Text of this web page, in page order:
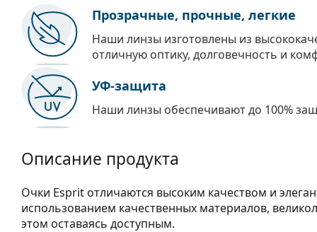
Прозрачные, прочные, легкие
Наши линзы изготовлены из
отличную оптику, долговечность и
УФ-защита
Наши линзы обеспечивают до 100%
Описание продукта
Очки Esprit отличаются высоким качеством и
использованием качественных материалов,
этом оставаясь доступным.